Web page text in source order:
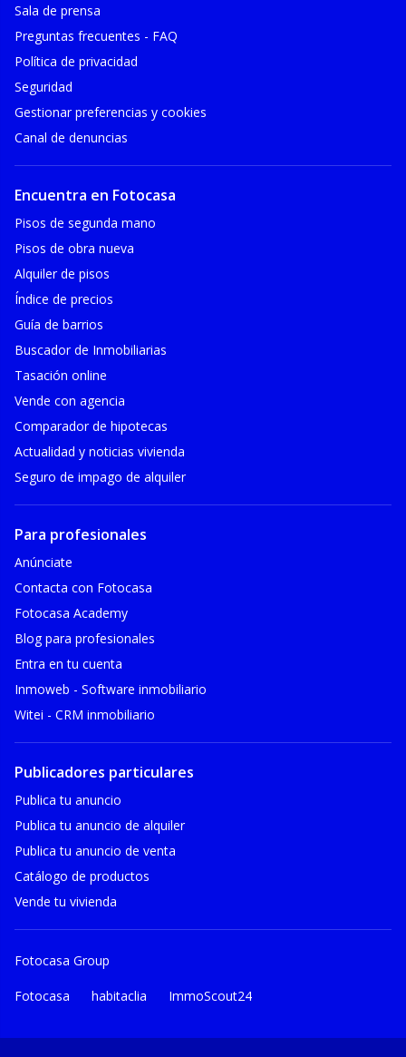
Sala de prensa
Preguntas frecuentes - FAQ
Política de privacidad
Seguridad
Gestionar preferencias y cookies
Canal de denuncias
Encuentra en Fotocasa
Pisos de segunda mano
Pisos de obra nueva
Alquiler de pisos
Índice de precios
Guía de barrios
Buscador de Inmobiliarias
Tasación online
Vende con agencia
Comparador de hipotecas
Actualidad y noticias vivienda
Seguro de impago de alquiler
Para profesionales
Anúnciate
Contacta con Fotocasa
Fotocasa Academy
Blog para profesionales
Entra en tu cuenta
Inmoweb - Software inmobiliario
Witei - CRM inmobiliario
Publicadores particulares
Publica tu anuncio
Publica tu anuncio de alquiler
Publica tu anuncio de venta
Catálogo de productos
Vende tu vivienda
Fotocasa Group
Fotocasa habitaclia ImmoScout24